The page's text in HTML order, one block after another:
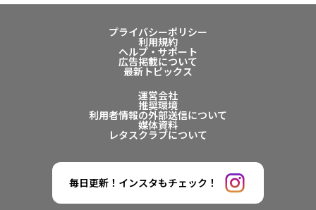
プライバシーポリシー
利用規約
ヘルプ・サポート
広告掲載について
最新トピックス
運営会社
推奨環境
利用者情報の外部送信について
媒体資料
レタスクラブについて
毎日更新！インスタもチェック！